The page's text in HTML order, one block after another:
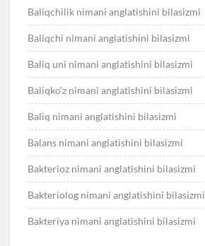
Baliqchilik nimani anglatishini bilasizmi
Baliqchi nimani anglatishini bilasizmi
Baliq uni nimani anglatishini bilasizmi
Baliqko’z nimani anglatishini bilasizmi
Baliq nimani anglatishini bilasizmi
Balans nimani anglatishini bilasizmi
Bakterioz nimani anglatishini bilasizmi
Bakteriolog nimani anglatishini bilasizmi
Bakteriya nimani anglatishini bilasizmi